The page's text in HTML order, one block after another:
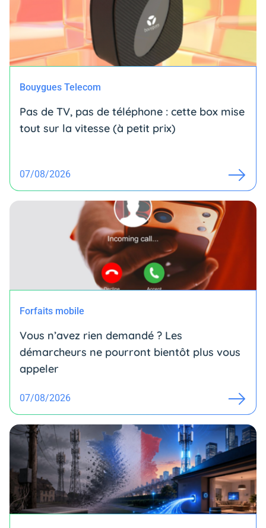
Bouygues Telecom
Pas de TV, pas de téléphone : cette box mise
tout sur la vitesse (à petit prix)
07/08/2026
Forfaits mobile
Vous n’avez rien demandé ? Les
démarcheurs ne pourront bientôt plus vous
appeler
07/08/2026